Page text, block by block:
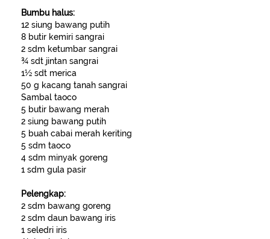
Bumbu halus:
12 siung bawang putih
8 butir kemiri sangrai
2 sdm ketumbar sangrai
¾ sdt jintan sangrai
1½ sdt merica
50 g kacang tanah sangrai
Sambal taoco
5 butir bawang merah
2 siung bawang putih
5 buah cabai merah keriting
5 sdm taoco
4 sdm minyak goreng
1 sdm gula pasir
Pelengkap:
2 sdm bawang goreng
2 sdm daun bawang iris
1 seledri iris